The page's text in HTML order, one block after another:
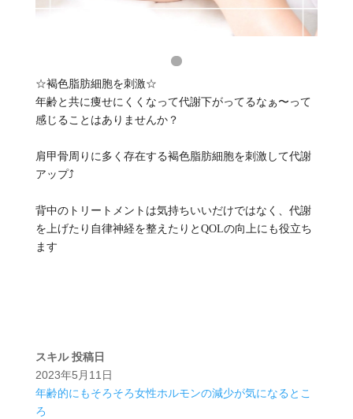
☆褐色脂肪細胞を刺激☆
年齢と共に痩せにくくなって代謝下がってるなぁ〜って
感じることはありませんか？
肩甲骨周りに多く存在する褐色脂肪細胞を刺激して代謝
アップ⤴️
背中のトリートメントは気持ちいいだけではなく、代謝
を上げたり自律神経を整えたりとQOLの向上にも役立ち
ます
スキル 投稿日
2023年5月11日
年齢的にもそろそろ女性ホルモンの減少が気になるとこ
ろ